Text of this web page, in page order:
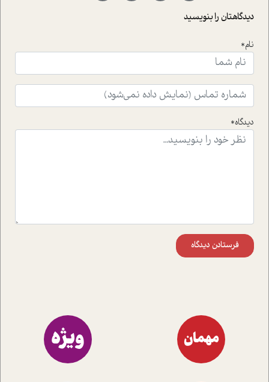
با رکاب زدن در بیش از هفتاد کشور و کاشتن درخت، به نماد
جذاب پرداخته است که عبارتند از جنبش آهستگی و نیز مقاله
ای که به زندگی شگفت انگیز جین گودال و تاثیرات کاوش های
ایشان در حوزه ی شامپانزه ها بر زندگی امروزی ما نگاهی
افکنده است.فصل اتاق 333 شما را پای صحبت یک تجربه ی
واقعی در ارتباط با اختلال شخصیت اسکزوئید و مشکلات و نیز
است.در فصل پایانی زیر ذره بین نیز همکاران ما تلاش کرده
اند تا در کنار مطالب سرگرمی و انگیزشی، شما را با بهترین و
دیدگاهتان را بنویسید
نام*
دیدگاه*
فرستادن دیدگاه
مهمان ویژه